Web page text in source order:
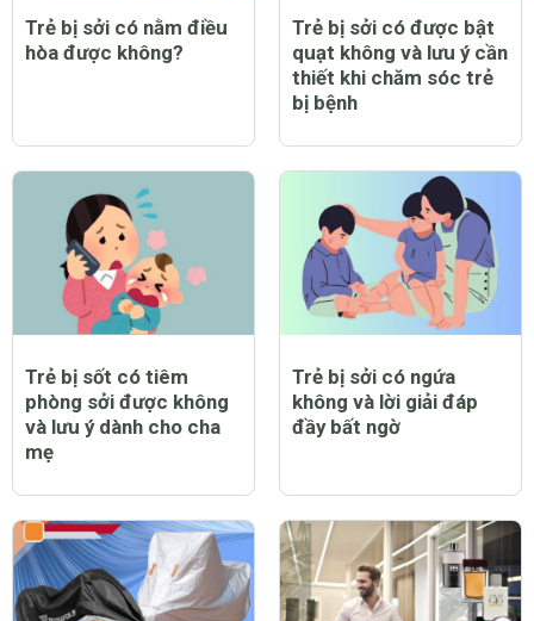
Trẻ bị sởi có nằm điều
hòa được không?
Trẻ bị sởi có được bật
quạt không và lưu ý cần
thiết khi chăm sóc trẻ
bị bệnh
Trẻ bị sốt có tiêm
phòng sởi được không
và lưu ý dành cho cha
mẹ
Trẻ bị sởi có ngứa
không và lời giải đáp
đầy bất ngờ